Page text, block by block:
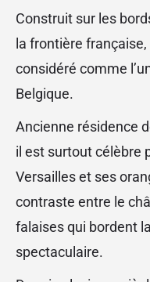
Construit sur les
la frontière
considéré comme
Belgique.
Ancienne résidence
il est surtout célèbre
Versailles et ses
contraste entre le
falaises qui bordent
spectaculaire.